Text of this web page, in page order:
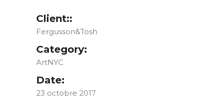
Client::
Fergusson&Tosh
Category:
ArtNYC
Date:
23 octobre 2017